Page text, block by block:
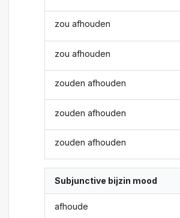
zou afhouden
zou afhouden
zouden afhouden
zouden afhouden
zouden afhouden
Subjunctive bijzin mood
afhoude